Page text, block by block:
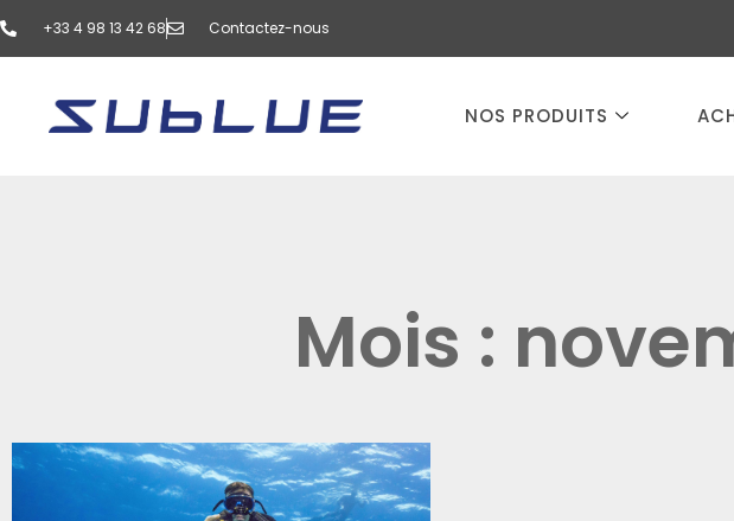
‭+33 4 98 13 42 68‬ Contactez-nous
NOS PRODUITS
Mois :